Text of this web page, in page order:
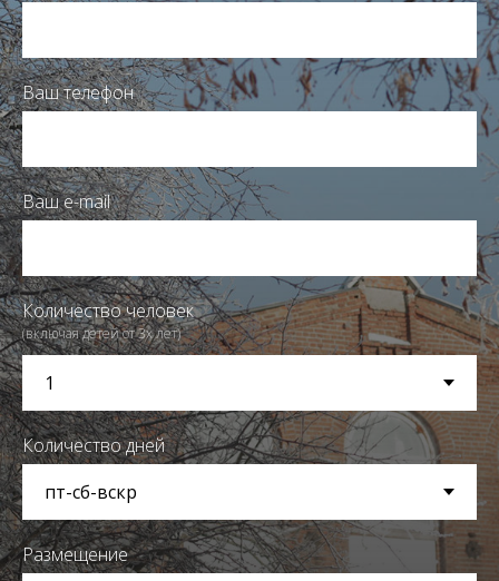
Ваш телефон
Ваш e-mail
Количество человек
(включая детей от 3х лет)
Количество дней
Размещение